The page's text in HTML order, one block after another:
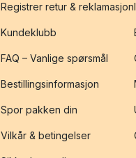
Registrer retur & reklamasjon
Kundeklubb
FAQ – Vanlige spørsmål
Bestillingsinformasjon
Spor pakken din
Vilkår & betingelser